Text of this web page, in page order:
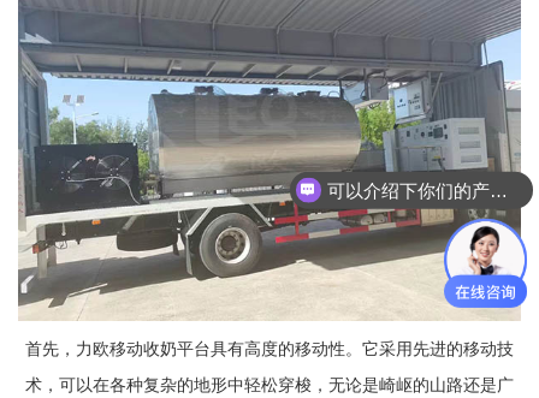
首先，力欧移动收奶平台具有高度的移动性。它采用先进的移动技
术，可以在各种复杂的地形中轻松穿梭，无论是崎岖的山路还是广
可以介绍下你们的产品么？